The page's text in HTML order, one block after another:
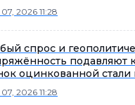
2026 11:28
спрос и
подавляют
оцинкованной стали
2026 11:28